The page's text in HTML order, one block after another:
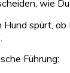
wie
Hund spürt,
Führung: